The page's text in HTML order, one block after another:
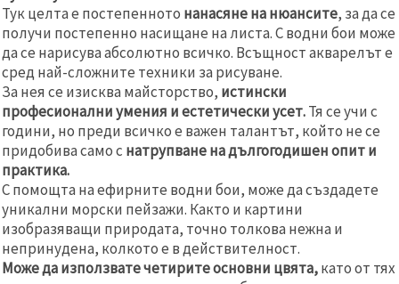
Тук целта е постепенното нанасяне на нюансите, за да се
получи постепенно насищане на листа. С водни бои може
да се нарисува абсолютно всичко. Всъщност акварелът е
сред най-сложните техники за рисуване.
За нея се изисква майсторство, истински
професионални умения и естетически усет.Тя се учи с
години, но преди всичко е важен талантът, който не се
придобива само с натрупване на дългогодишен опит и
практика.
С помощта на ефирните водни бои, може да създадете
уникални морски пейзажи. Както и картини
изобразяващи природата, точно толкова нежна и
непринудена, колкото е в действителност.
Може да използвате четирите основни цвята,като от тях